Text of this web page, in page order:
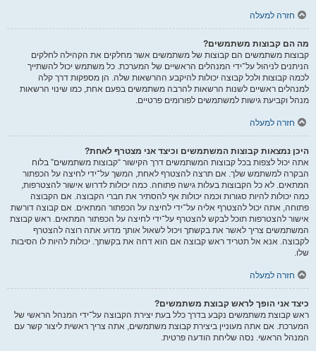
חזרה למעלה
מה הם קבוצות משתמשים?
קבוצות משתמשים הם קבוצות של משתמשים אשר מחלקים את הקהילה לחלקים
הניתנים לניהול על־ידי המנהלים הראשיים של המערכת. כל משתמש יכול להשתייך
לכמה קבוצות ולכל קבוצה יכולות להיקבע ההרשאות שלה. הן מספקות דרך קלה
למנהלים ראשיים לשנות הרשאות להרבה משתמשים בפעם אחת, כמו שינוי הרשאות
מנהל וקביעת גישות למשתמשים לפורומים פרטיים.
חזרה למעלה
היכן נמצאות קבוצות המשתמשים וכיצד אני מצטרף לאחת?
אתה יכול לצפות בכל קבוצות המשתמשים דרך הקישור “קבוצות משתמשים” בלוח
הבקרה למשתמש שלך. אם תרצה להצטרף לאחת, המשך על־ידי לחיצה על הכפתור
המתאים. לא כל הקבוצות בעלות גישה פתוחה. כמה יכולות לדרוש אישור להצטרפות,
כמה יכולות להיות סגורות וכמה יכולות אף להסתיר את חברי הקבוצה. אם הקבוצה
פתוחה, אתה יכול להצטרף אליה על־ידי לחיצה על הכפתור המתאים. אם קבוצה דורשת
אישור להצטרפות תוכל לבקש להצטרף על־ידי לחיצה על הכפתור המתאים. ראש קבוצת
המשתמשים צריך לאשר את בקשתך ויכול לשאול אותך מדוע אתה רוצה להצטרף
לקבוצה. אנא אל תטריד ראש קבוצה אם הוא דחה את בקשתך. יכולות להיות לו הסיבות
שלו.
חזרה למעלה
כיצד אני הופך לראש קבוצת משתמשים?
ראש קבוצת משתמשים נקבע בדרך כלל בעת יצירת הקבוצה על־ידי המנהל הראשי של
המערכת. אם אתה מעוניין ביצירת קבוצת משתמשים, אתה צריך ראשית ליצור קשר עם
המנהל הראשי. נסה שליחת הודעה פרטית.